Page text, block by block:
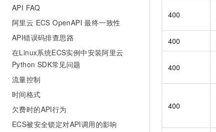
API FAQ
阿里云 ECS OpenAPI 最终一致性
API错误码排查思路
在Linux系统ECS实例中安装阿里云
Python SDK常见问题
流量控制
时间格式
欠费时的API行为
ECS被安全锁定对API调用的影响
400
400
400
400